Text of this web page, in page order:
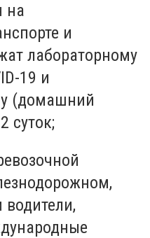
на
и
лабораторному
19 и
(домашний
суток;